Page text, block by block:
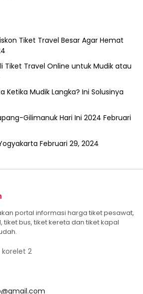
Tiket Travel Besar Agar Hemat
Tiket Travel Online untuk Mudik atau
Ketika Mudik Langka? Ini Solusinya
Gilimanuk Hari Ini 2024 Februari
Februari 29, 2024
portal informasi harga tiket pesawat,
tiket bus, tiket kereta dan tiket kapal
2